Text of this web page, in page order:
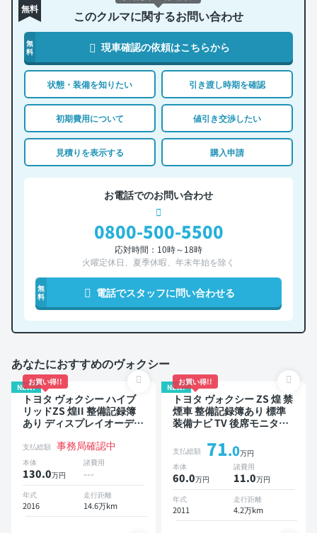
無料 このクルマに関するお問い合わせ
無
料
現車確認の依頼はこちらから
状態・装備を知りたい 引き渡し時期を確認
初期費用について 値引き交渉したい
見積りを表示する 購入申請
お電話でのお問い合わせ
0800-500-5500
応対時間：10時～18時
火曜定休日、夏季休暇、年末年始を除く
無
料
電話でスタッフに問い合わせる
あなたにおすすめのヴォクシー
NEW!
お買い得!!
トヨタ ヴォクシー ハイブ
リッドZS 煌II 整備記録簿
あり ディスプレイオーディ
トキー バックモニター ド
ライブレコーダー 7人乗り
支払総額 事務局確認中
本体
130.0万円
諸費用
---
年式
2016
走行距離
14.6万km
NEW!
お買い得!!
トヨタ ヴォクシー ZS 煌 禁
煙車 整備記録簿あり 標準
装備ナビ TV 後席モニター
ター 両側電動スライドドア
8人乗り
支払総額 71.0万円
本体
60.0万円
諸費用
11.0万円
年式
2011
走行距離
4.2万km